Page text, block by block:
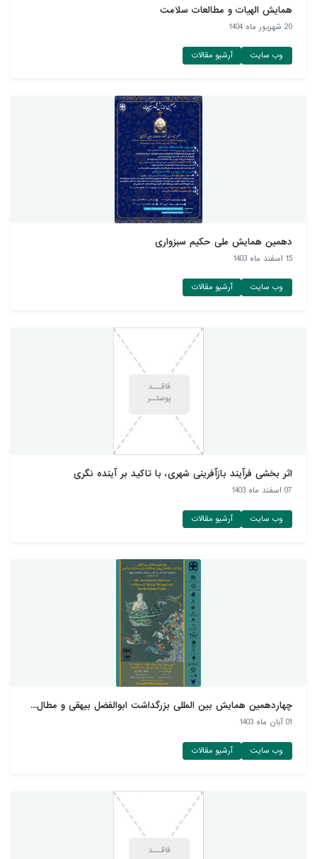
همایش الهیات و مطالعات سلامت
20 شهريور ماه 1404
وب سایت آرشیو مقالات
دهمین همایش ملی حکیم سبزواری
15 اسفند ماه 1403
وب سایت آرشیو مقالات
اثر بخشی فرآیند بازآفرینی شهری، با تاکید بر آینده نگری
07 اسفند ماه 1403
وب سایت آرشیو مقالات
چهاردهمین همایش بین المللی بزرگداشت ابوالفضل بیهقی و مطال...
01 آبان ماه 1403
وب سایت آرشیو مقالات